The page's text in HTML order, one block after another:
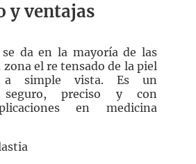
y ventajas
da en la mayoría de las
zona el re tensado de la piel
a simple vista. Es un
seguro, preciso y con
en medicina